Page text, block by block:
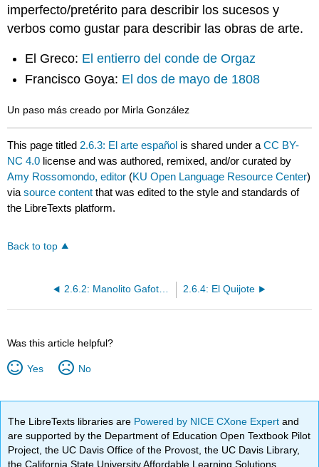
imperfecto/pretérito para describir los sucesos y
verbos como gustar para describir las obras de arte.
El Greco: El entierro del conde de Orgaz
Francisco Goya: El dos de mayo de 1808
Un paso más creado por Mirla González
This page titled 2.6.3: El arte español is shared under aCC BY-
NC 4.0 license and was authored, remixed, and/or curated by
Amy Rossomondo, editor (KU Open Language Resource Center)
viasource content that was edited to the style and standards of
the LibreTexts platform.
Back to top
2.6.2: Manolito Gafotas- texto 2.6.4: El Quijote
Was this article helpful?
Yes No
The LibreTexts libraries are Powered by NICE CXone Expertand
are supported by the Department of Education Open Textbook Pilot
Project, the UC Davis Office of the Provost, the UC Davis Library,
the California State University Affordable Learning Solutions